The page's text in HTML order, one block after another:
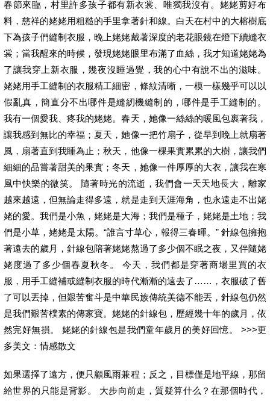
春節來臨，村里許多孩子都有新衣裳、唯獨我沒有。姥姥剪好布
料，慈祥的姥姥用粗糙的手里拿著針和線。白天在村中的大榕樹底
下為孩子們縫制衣服，晚上姥姥戴著深度的老花眼鏡在燈下續縫衣
裳；當我醒來的時候，發現姥姥眼里布滿了血絲，我才知道姥姥為
了讓我穿上新衣服，幾夜沒睡過覺，我的心中有說不出的滋味。
姥姥用手工縫制的衣服精工細密，條紋清晰，一模一樣幾乎可以以
假亂真，簡直分不出哪件是縫紉機縫制的，哪件是手工縫制的。
我有一個愛我、疼我的姥姥。春天，她像一絲絲的暖風包裹著我，
讓我感到無比的幸福；夏天，她像一把竹扇子，從早到晚上就扇著
風，扇著直到我睡為止；秋天，他像一棵果實累累的大樹，讓我們
細細的品嘗著甜美的果實；冬天，她像一件厚厚的大衣，讓我在寒
風中快樂的微笑。 隨著時光的流逝，我們會一天天地長大，離家
越來越遠，但無論走得多遠，就是走到天涯海角，也永遠走不出姥
姥的愛。我們是小魚，姥姥是大海；我們是種子，姥姥是土地；我
們是小草，姥姥是太陽。“誰言寸草心，報得三春暉。” 針線包擁抱
著遠去的歲月，針線包陪著姥姥熬過了多少個不眠之夜，又伴隨姥
姥度過了多少個春夏秋冬。 今天，我們都是穿著商場里買的衣
服，用手工縫補或縫制衣服的時代漸漸的遠去了……，衣服破了舊
了可以丟掉，但艱苦奮斗是中華民族傳統美德不能丟，針線包仍然
是我們艱苦樸素的傳家寶。姥姥的針線包，歷經幾十年的歲月，依
然完好無損。 姥姥的針線包是我們童年歲月的美好回憶。 >>>更
多美文：情感散文
如果選擇了遠方，便只顧風雨兼程；反之，目標僅是地平線，那留
給世界的只能是背影。 大步向前走，質疑算什么？在那個時代，